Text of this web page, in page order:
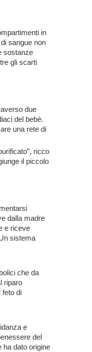
in
sangue non
sostanze
gli scarti
due
del bebè.
una rete di
ricco
il piccolo
dalla madre
e riceve
sistema
che da
riparo
feto di
e
del
ha dato origine